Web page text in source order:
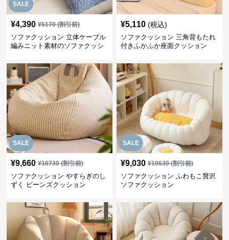
SALE
¥4,390 ¥5170(割引前)
ソファクッション 立体ケーブル
編みニット素材のソファクッシ
¥5,110 (税込)
ソファクッション 三角背もたれ
付きふかふか座面クッション
SALE
¥9,660 ¥10730(割引前)
ソファクッション やすらぎのし
ずく ビーンズクッション
SALE
¥9,030 ¥10630(割引前)
ソファクッション ふわもこ贅沢
ソファクッション